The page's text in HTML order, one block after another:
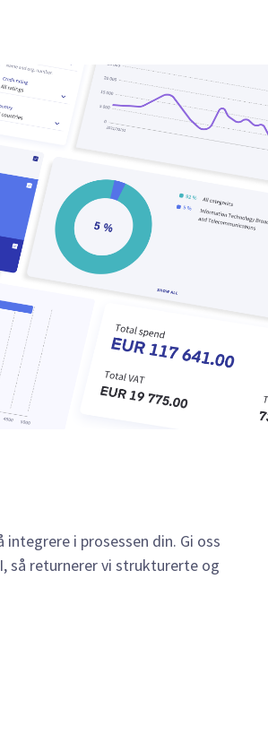
integrere i prosessen din. Gi oss
så returnerer vi strukturerte og